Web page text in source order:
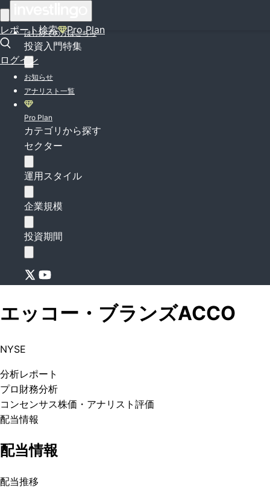
レポート検索 Pro Plan
ログイン
はじめての方はこちら
投資入門特集
お知らせ
アナリスト一覧
Pro Plan
カテゴリから探す
セクター
運用スタイル
企業規模
投資期間
エッコー・ブランズACCO
NYSE
分析レポート
プロ 財務分析
コンセンサス株価 ・アナリスト評価
配当情報
配当情報
配当推移